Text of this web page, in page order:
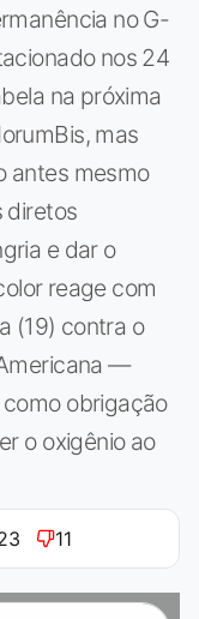
no G-
nos 24
na próxima
mas
antes mesmo
diretos
e dar o
reage com
(19) contra o
—
obrigação
o oxigênio ao
11